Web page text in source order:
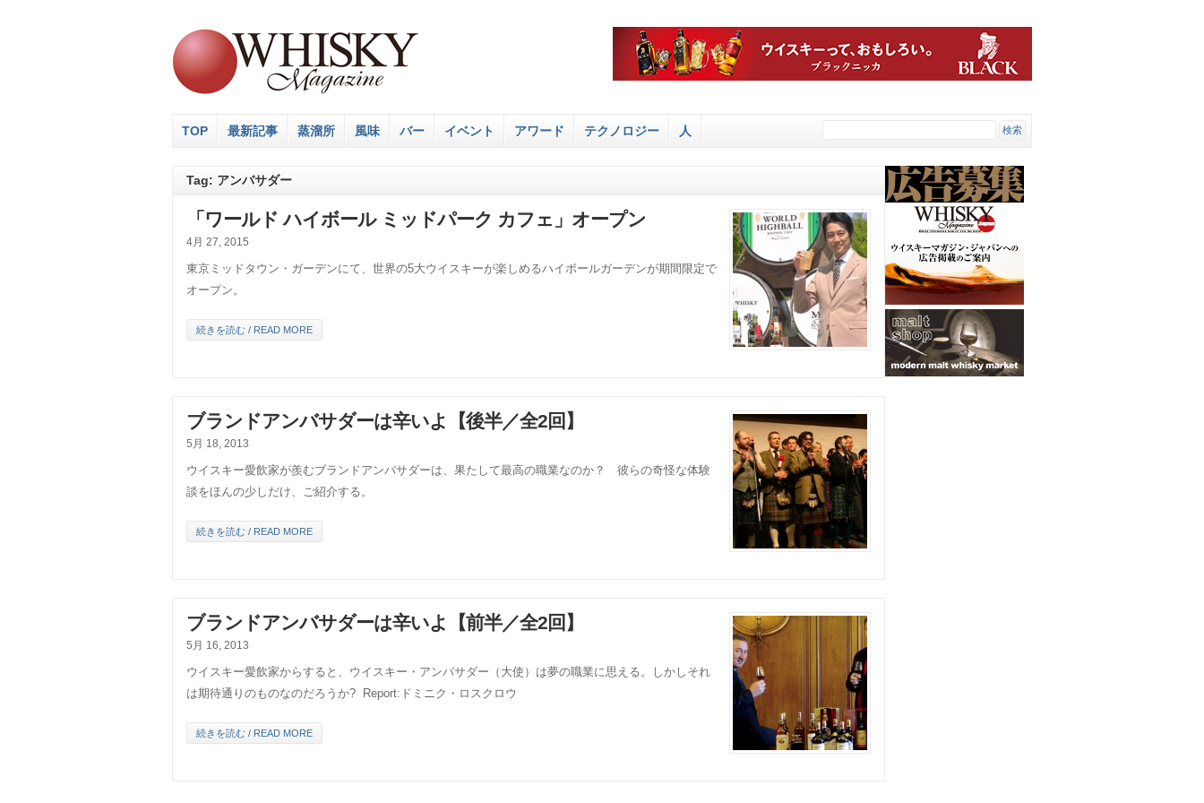
TOP 最新記事 蒸溜所 風味 バー イベント アワード テクノロジー 人
Tag: アンバサダー
「ワールド ハイボール ミッドパーク カフェ」オープン
4月 27, 2015
東京ミッドタウン・ガーデンにて、世界の5大ウイスキーが楽しめるハイボールガーデンが期間限定で
オープン。
続きを読む / READ MORE
ブランドアンバサダーは辛いよ【後半／全2回】
5月 18, 2013
ウイスキー愛飲家が羨むブランドアンバサダーは、果たして最高の職業なのか？ 彼らの奇怪な体験
談をほんの少しだけ、ご紹介する。
続きを読む / READ MORE
ブランドアンバサダーは辛いよ【前半／全2回】
5月 16, 2013
ウイスキー愛飲家からすると、ウイスキー・アンバサダー（大使）は夢の職業に思える。しかしそれ
は期待通りのものなのだろうか? Report:ドミニク・ロスクロウ
続きを読む / READ MORE